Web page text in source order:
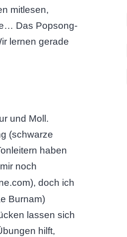
mitlesen,
Das Popsong-
lernen gerade
und Moll.
(schwarze
haben
noch
doch ich
Burnam)
lassen sich
hilft,